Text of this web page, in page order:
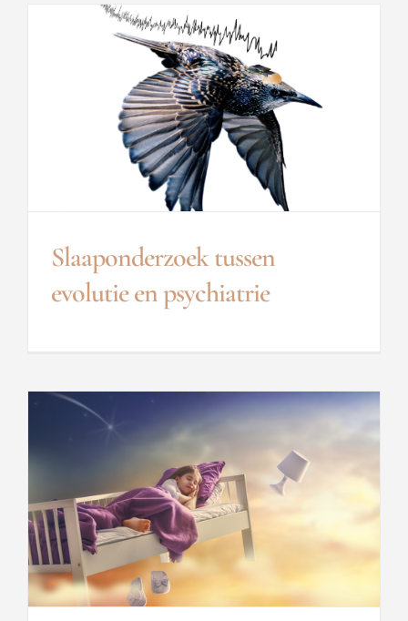
Slaaponderzoek tussen
evolutie en psychiatrie